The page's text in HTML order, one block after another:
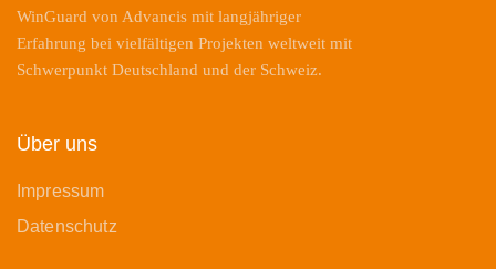
WinGuard von Advancis mit langjähriger
Erfahrung bei vielfältigen Projekten weltweit mit
Schwerpunkt Deutschland und der Schweiz.
Über uns
Impressum
Datenschutz